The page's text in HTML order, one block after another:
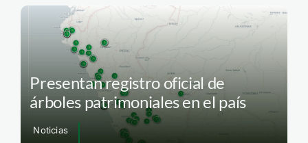
Presentan registro oficial de
árboles patrimoniales en el país
Noticias